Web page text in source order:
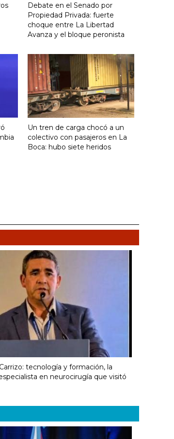
Debate en el Senado por
Propiedad Privada: fuerte
choque entre La Libertad
Avanza y el bloque peronista
Un tren de carga chocó a un
colectivo con pasajeros en La
Boca: hubo siete heridos
tecnología y formación, la
en neurocirugía que visitó